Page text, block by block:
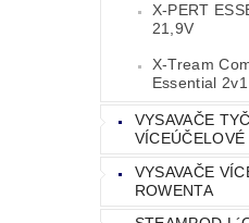
X-PERT
21,9V
X-Tream
Essential 2v1
VYSAVAČE
VYSAVAČE
ROWENTA